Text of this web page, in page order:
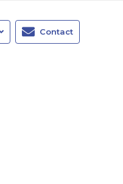
Contact